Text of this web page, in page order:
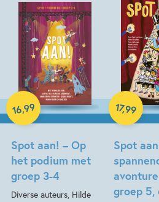
Spot aan! – Op
het podium met
groep 3-4
Diverse auteurs, Hilde
16,99
Hardcover
Spot
groep 5,
17,99
Hardcover